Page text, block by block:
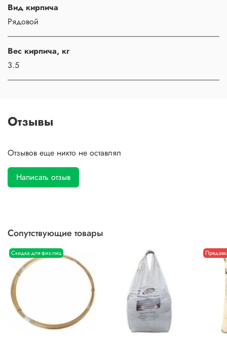
Вид кирпича
Рядовой
Вес кирпича, кг
3.5
Отзывы
Отзывов еще никто не оставлял
Написать отзыв
Сопутствующие товары
Скидка для физ.лиц